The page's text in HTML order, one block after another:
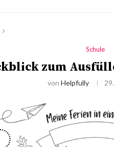
Schule
zum
von Helpfully